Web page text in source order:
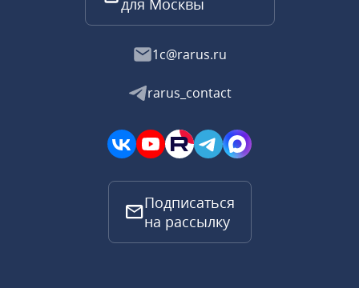
для Москвы
1c@rarus.ru
rarus_contact
Подписаться
на рассылку